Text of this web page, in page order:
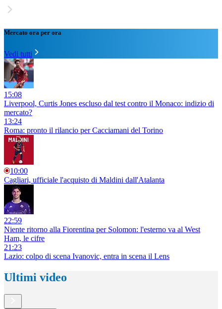
Mercato ora per ora
Vedi tutti
15:08
Liverpool, Curtis Jones escluso dal test contro il Monaco: indizio di
mercato?
13:24
Roma: pronto il rilancio per Cacciamani del Torino
10:00
Cagliari, ufficiale l'acquisto di Maldini dall'Atalanta
22:59
Niente ritorno alla Fiorentina per Solomon: l'esterno va al West
Ham, le cifre
21:23
Lazio: colpo di scena Ivanovic, entra in scena il Lens
Ultimi video